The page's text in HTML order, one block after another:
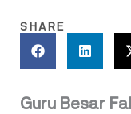
SHARE
Guru Besar